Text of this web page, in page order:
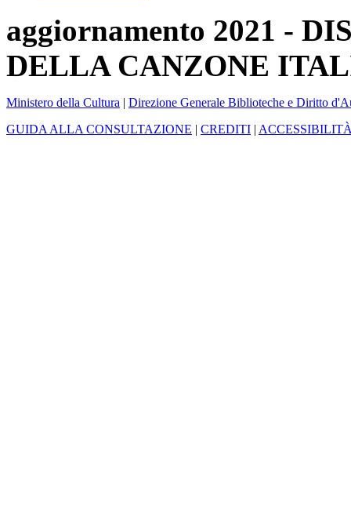
aggiornamento 2021 -
DELLA CANZONE
Ministero della Cultura | Direzione Generale Biblioteche e Diritto
GUIDA ALLA CONSULTAZIONE | CREDITI |